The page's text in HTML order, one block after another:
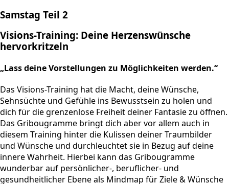
Samstag Teil 2
Visions-Training: Deine Herzenswünsche
hervorkritzeln
„Lass deine Vorstellungen zu Möglichkeiten werden.“
Das Visions-Training hat die Macht, deine Wünsche,
Sehnsüchte und Gefühle ins Bewusstsein zu holen und
dich für die grenzenlose Freiheit deiner Fantasie zu öffnen.
Das Gribougramme bringt dich aber vor allem auch in
diesem Training hinter die Kulissen deiner Traumbilder
und Wünsche und durchleuchtet sie in Bezug auf deine
innere Wahrheit. Hierbei kann das Gribougramme
wunderbar auf persönlicher-, beruflicher- und
gesundheitlicher Ebene als Mindmap für Ziele & Wünsche